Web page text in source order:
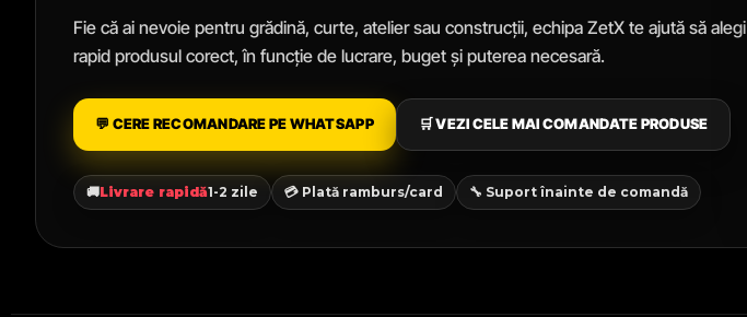
Fie că ai nevoie pentru grădină, curte, atelier sau construcții, echipa ZetX te ajută să alegi
rapid produsul corect, în funcție de lucrare, buget și puterea necesară.
💬 CERE RECOMANDARE PE WHATSAPP 🛒 VEZI CELE MAI COMANDATE PRODUSE
🚚Livrare rapidă1-2 zile 💳 Plată ramburs/card 🔧 Suport înainte de comandă